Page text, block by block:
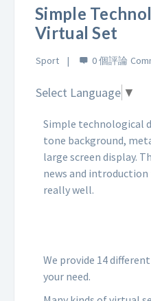
Simple
Virtual Set
Sport 0 個評論
Select Language ▼
Simple technological
tone background,
large screen display.
news and
really well.
We provide 14
your need.